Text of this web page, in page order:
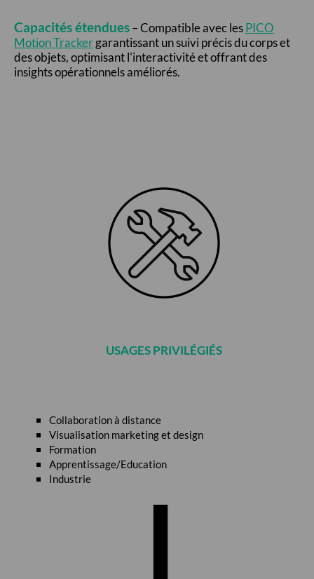
Capacités étendues– Compatible avec lesPICO
Motion Trackergarantissant un suivi précis du corps et
des objets, optimisant l'interactivité et offrant des
insights opérationnels améliorés.
USAGES PRIVILÉGIÉS
Collaboration à distance
Visualisation marketing et design
Formation
Apprentissage/Education
Industrie